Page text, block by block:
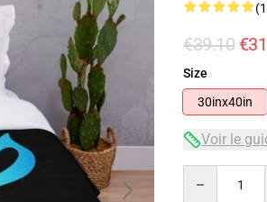
€39.10
Size
30inx40in
Voir le